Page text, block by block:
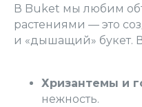
В Buket мы любим
растениями — это
и «дышащий» букет.
Хризантемы и
нежность.